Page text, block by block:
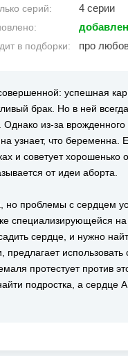
серий: 4 серии
в подборки: про
успешная
брак. Но в ней
из-за
узнает, что беременна.
и советует
от идеи аборта.
но проблемы с сердцем
специализирующейся
сердце, и нужно
протестует против
подростка, а сердце